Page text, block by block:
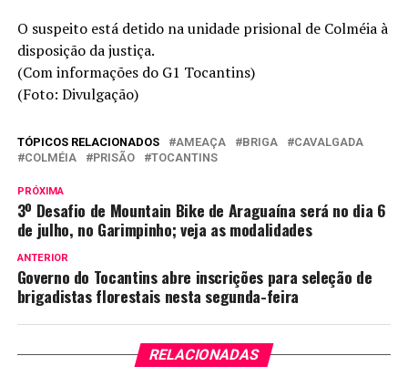
O suspeito está detido na unidade prisional de Colméia à
disposição da justiça.
(Com informações do G1 Tocantins)
(Foto: Divulgação)
TÓPICOS RELACIONADOS AMEAÇA BRIGA
CAVALGADA
COLMÉIA
PRISÃO TOCANTINS
PRÓXIMA
3º Desafio de Mountain Bike de Araguaína será no dia 6
de julho, no Garimpinho; veja as modalidades
ANTERIOR
Governo do Tocantins abre inscrições para seleção de
brigadistas florestais nesta segunda-feira
RELACIONADAS